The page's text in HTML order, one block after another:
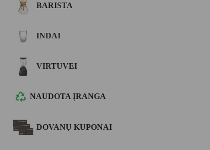
BARISTA
INDAI
VIRTUVEI
NAUDOTA ĮRANGA
DOVANŲ KUPONAI